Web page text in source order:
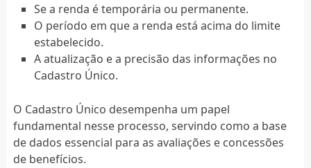
Se a renda é temporária ou permanente.
O período em que a renda está acima do limite
estabelecido.
A atualização e a precisão das informações no
Cadastro Único.
O Cadastro Único desempenha um papel
fundamental nesse processo, servindo como a base
de dados essencial para as avaliações e concessões
de benefícios.